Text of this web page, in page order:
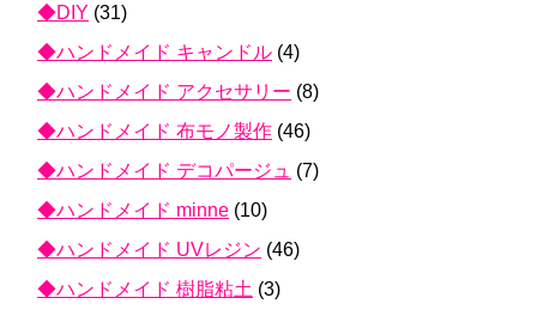
◆DIY (31)
◆ハンドメイド キャンドル (4)
◆ハンドメイド アクセサリー (8)
◆ハンドメイド 布モノ製作 (46)
◆ハンドメイド デコパージュ (7)
◆ハンドメイド minne (10)
◆ハンドメイド UVレジン (46)
◆ハンドメイド 樹脂粘土 (3)